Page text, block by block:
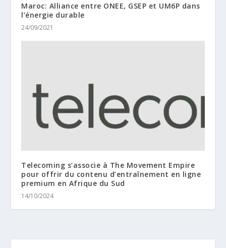
Maroc: Alliance entre ONEE, GSEP et UM6P dans
l’énergie durable
24/09/2021
Telecoming s’associe à The Movement Empire
pour offrir du contenu d’entraînement en ligne
premium en Afrique du Sud
14/10/2024